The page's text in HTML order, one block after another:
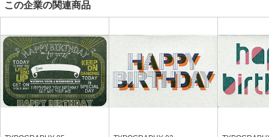
この企業の関連商品